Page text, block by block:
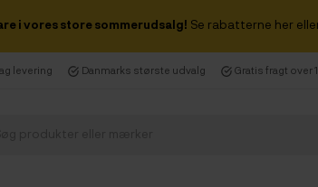
i vores store sommerudsalg! Se rabatterne her
levering Danmarks største udvalg Gratis fragt over